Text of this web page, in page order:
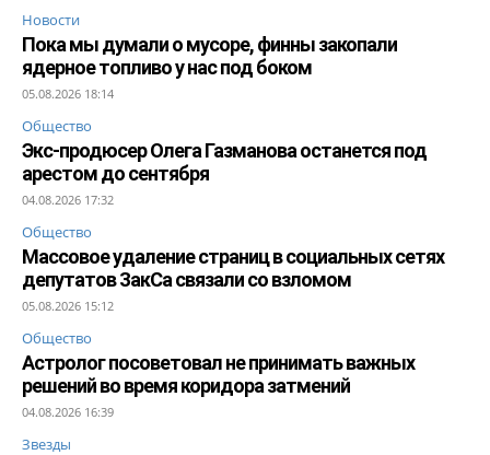
Новости
Пока мы думали о мусоре, финны закопали
ядерное топливо у нас под боком
05.08.2026 18:14
Общество
Экс-продюсер Олега Газманова останется под
арестом до сентября
04.08.2026 17:32
Общество
Массовое удаление страниц в социальных сетях
депутатов ЗакСа связали со взломом
05.08.2026 15:12
Общество
Астролог посоветовал не принимать важных
решений во время коридора затмений
04.08.2026 16:39
Звезды